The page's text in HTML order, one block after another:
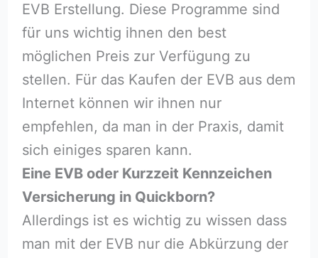
EVB Erstellung. Diese Programme sind
für uns wichtig ihnen den best
möglichen Preis zur Verfügung zu
stellen. Für das Kaufen der EVB aus dem
Internet können wir ihnen nur
empfehlen, da man in der Praxis, damit
sich einiges sparen kann.
Eine EVB oder Kurzzeit Kennzeichen
Versicherung in Quickborn?
Allerdings ist es wichtig zu wissen dass
man mit der EVB nur die Abkürzung der